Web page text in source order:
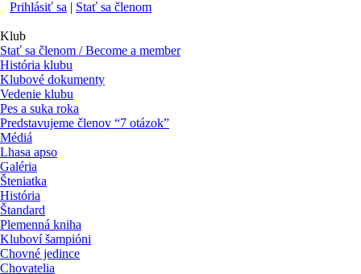
Prihlásiť sa | Stať sa členom
Klub
Stať sa členom / Become a member
História klubu
Klubové dokumenty
Vedenie klubu
Pes a suka roka
Predstavujeme členov “7 otázok”
Médiá
Lhasa apso
Galéria
Šteniatka
História
Štandard
Plemenná kniha
Kluboví šampióni
Chovné jedince
Chovatelia